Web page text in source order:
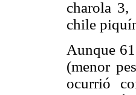
charola 3,
chile
Aunque
(menor
ocurrió